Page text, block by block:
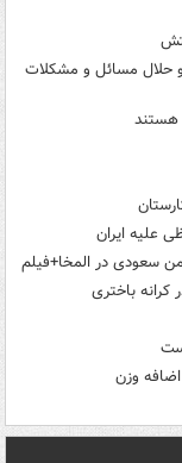
حلال مسائل و مشکلات
هستند
سعودی در المخا+فیلم
باختری
وزن